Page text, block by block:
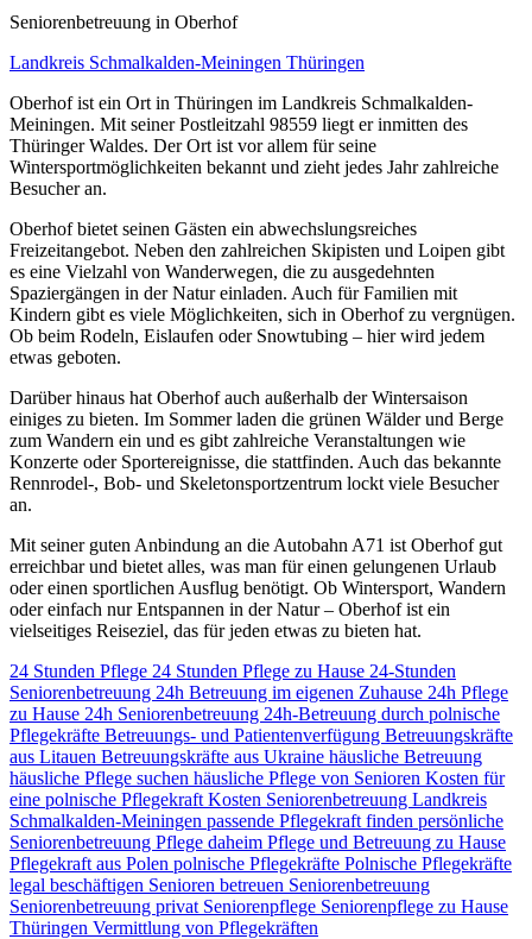
Senioren­betreuung in Oberhof
Landkreis Schmalkalden-Meiningen Thüringen
Oberhof ist ein Ort in Thüringen im Landkreis Schmalkalden-
Meiningen. Mit seiner Postleitzahl 98559 liegt er inmitten des
Thüringer Waldes. Der Ort ist vor allem für seine
Wintersportmöglichkeiten bekannt und zieht jedes Jahr zahlreiche
Besucher an.
Oberhof bietet seinen Gästen ein abwechslungsreiches
Freizeitangebot. Neben den zahlreichen Skipisten und Loipen gibt
es eine Vielzahl von Wanderwegen, die zu ausgedehnten
Spaziergängen in der Natur einladen. Auch für Familien mit
Kindern gibt es viele Möglichkeiten, sich in Oberhof zu vergnügen.
Ob beim Rodeln, Eislaufen oder Snowtubing – hier wird jedem
etwas geboten.
Darüber hinaus hat Oberhof auch außerhalb der Wintersaison
einiges zu bieten. Im Sommer laden die grünen Wälder und Berge
zum Wandern ein und es gibt zahlreiche Veranstaltungen wie
Konzerte oder Sportereignisse, die stattfinden. Auch das bekannte
Rennrodel-, Bob- und Skeletonsportzentrum lockt viele Besucher
an.
Mit seiner guten Anbindung an die Autobahn A71 ist Oberhof gut
erreichbar und bietet alles, was man für einen gelungenen Urlaub
oder einen sportlichen Ausflug benötigt. Ob Wintersport, Wandern
oder einfach nur Entspannen in der Natur – Oberhof ist ein
vielseitiges Reiseziel, das für jeden etwas zu bieten hat.
24 Stunden Pflege 24 Stunden Pflege zu Hause 24-Stunden
Seniorenbetreuung 24h Betreuung im eigenen Zuhause 24h Pflege
zu Hause 24h Seniorenbetreuung 24h-Betreuung durch polnische
Pflegekräfte Betreuungs- und Patientenverfügung Betreuungskräfte
aus Litauen Betreuungskräfte aus Ukraine häusliche Betreuung
häusliche Pflege suchen häusliche Pflege von Senioren Kosten für
eine polnische Pflegekraft Kosten Seniorenbetreuung Landkreis
Schmalkalden-Meiningen passende Pflegekraft finden persönliche
Seniorenbetreuung Pflege daheim Pflege und Betreuung zu Hause
Pflegekraft aus Polen polnische Pflegekräfte Polnische Pflegekräfte
legal beschäftigen Senioren betreuen Seniorenbetreuung
Seniorenbetreuung privat Seniorenpflege Seniorenpflege zu Hause
Thüringen Vermittlung von Pflegekräften